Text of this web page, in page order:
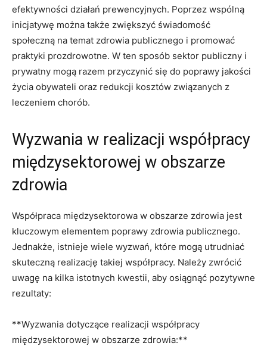
efektywności działań prewencyjnych. Poprzez wspólną
inicjatywę można także zwiększyć świadomość
społeczną na temat ​zdrowia publicznego​ i promować⁣
praktyki prozdrowotne. W ten sposób ‌sektor publiczny i⁣
prywatny mogą razem przyczynić​ się do‌ poprawy jakości‍
życia obywateli oraz redukcji kosztów związanych⁤ z
leczeniem chorób.
Wyzwania w realizacji współpracy
międzysektorowej w​ obszarze‍
zdrowia
Współpraca międzysektorowa‍ w obszarze ⁤zdrowia ⁢jest
kluczowym elementem poprawy zdrowia publicznego.
Jednakże, istnieje wiele ⁢wyzwań, które mogą utrudniać
skuteczną realizację takiej współpracy. Należy zwrócić
uwagę na kilka istotnych kwestii, aby osiągnąć pozytywne
rezultaty:
**Wyzwania dotyczące realizacji współpracy
międzysektorowej w obszarze ⁤zdrowia:**